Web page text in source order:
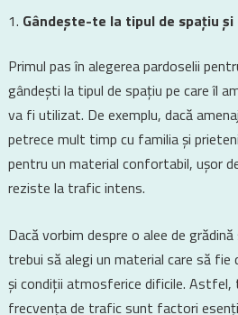
Gândește-te la tipul de spațiu
Primul pas în alegerea pardoselii
gândești la tipul de spațiu pe care îl
va fi utilizat. De exemplu, dacă
petrece mult timp cu familia și
pentru un material confortabil, ușor
reziste la trafic intens.
Dacă vorbim despre o alee de
trebui să alegi un material care să fie
și condiții atmosferice dificile. Astfel,
frecvența de trafic sunt factori